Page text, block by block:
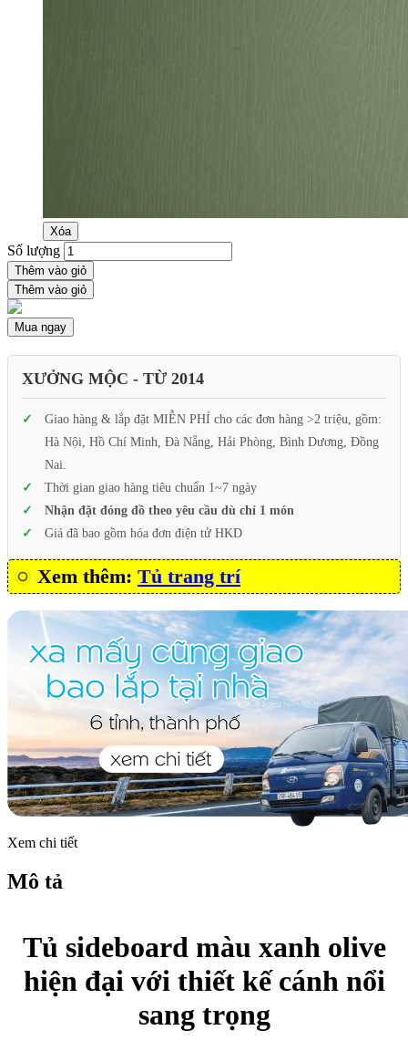
Xóa
Số lượng
Thêm vào giỏ
Thêm vào giỏ
Mua ngay
XƯỞNG MỘC - TỪ 2014
Giao hàng & lắp đặt MIỄN PHÍ cho các đơn hàng >2 triệu, gồm:
Hà Nội, Hồ Chí Minh, Đà Nẵng, Hải Phòng, Bình Dương, Đồng
Nai.
Thời gian giao hàng tiêu chuẩn 1~7 ngày
Nhận đặt đóng đồ theo yêu cầu dù chỉ 1 món
Giá đã bao gồm hóa đơn điện tử HKD
Xem thêm: Tủ trang trí
Xem chi tiết
Mô tả
Tủ sideboard màu xanh olive
hiện đại với thiết kế cánh nổi
sang trọng